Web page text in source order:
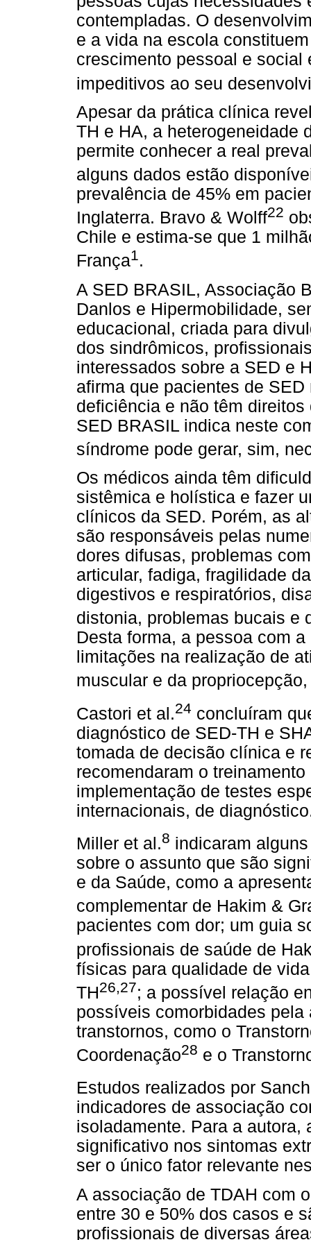
contempladas. O
e a vida na escola
crescimento pessoal e social
impeditivos ao seu
Apesar da prática clínica
TH e HA, a heterogeneidade
permite conhecer a real
alguns dados estão
prevalência de 45% em
Inglaterra. Bravo & Wolff22
Chile e estima-se que 1
França1.
A SED BRASIL, Associação
Danlos e Hipermobilidade,
educacional, criada para
dos sindrômicos,
interessados sobre a SED e
afirma que pacientes de
deficiência e não têm
SED BRASIL indica neste
síndrome pode gerar, sim,
Os médicos ainda têm
sistêmica e holística e fazer
clínicos da SED. Porém, as
são responsáveis pelas
dores difusas, problemas
articular, fadiga, fragilidade
digestivos e respiratórios,
distonia, problemas bucais e
Desta forma, a pessoa com
limitações na realização de
muscular e da
Castori et al.24 concluíram
diagnóstico de SED-TH e
tomada de decisão clínica e
recomendaram o
implementação de testes
internacionais, de
Miller et al.8 indicaram
sobre o assunto que são
e da Saúde, como a
complementar de Hakim &
pacientes com dor; um guia
profissionais de saúde de
físicas para qualidade de
TH26,27; a possível relação
possíveis comorbidades
transtornos, como o
Coordenação28 e o
Estudos realizados por
indicadores de associação
isoladamente. Para a autora,
significativo nos sintomas
ser o único fator relevante
A associação de TDAH com
entre 30 e 50% dos casos e
profissionais de diversas